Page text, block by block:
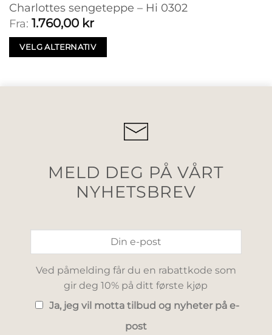
Charlottes sengeteppe – Hi 0302
Fra: 1.760,00 kr
VELG ALTERNATIV
MELD DEG PÅ VÅRT
NYHETSBREV
Ved påmelding får du en rabattkode som
gir deg 10% på ditt første kjøp
Ja, jeg vil motta tilbud og nyheter på e-
post